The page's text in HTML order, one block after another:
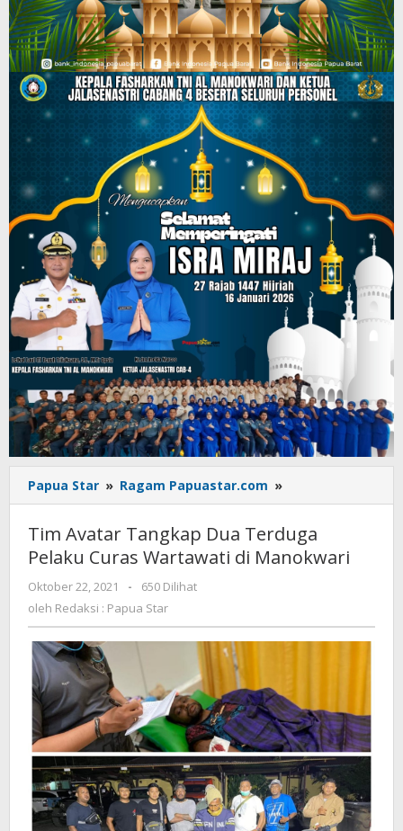
Papua Star » Ragam Papuastar.com »
Avatar
Dua
Terduga
Tim Avatar Tangkap Dua Terduga
Pelaku Curas Wartawati di Manokwari
Oktober 22, 2021
oleh
Redaksi
-
650 Dilihat
oleh Redaksi : Papua Star